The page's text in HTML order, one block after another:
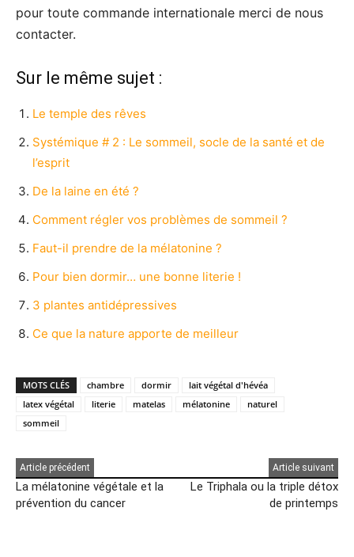
pour toute commande internationale merci de nous
contacter.
Sur le même sujet :
Le temple des rêves
Systémique # 2 : Le sommeil, socle de la santé et de
l’esprit
De la laine en été ?
Comment régler vos problèmes de sommeil ?
Faut-il prendre de la mélatonine ?
Pour bien dormir… une bonne literie !
3 plantes antidépressives
Ce que la nature apporte de meilleur
MOTS CLÉS chambre dormir
lait végétal d'hévéa
latex végétal
literie matelas mélatonine
naturel
sommeil
Article précédent
La mélatonine végétale et la
prévention du cancer
Article suivant
Le Triphala ou la triple détox
de printemps